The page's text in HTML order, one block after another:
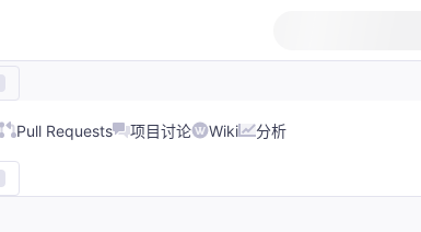
Pull Requests 项目讨论 Wiki 分析